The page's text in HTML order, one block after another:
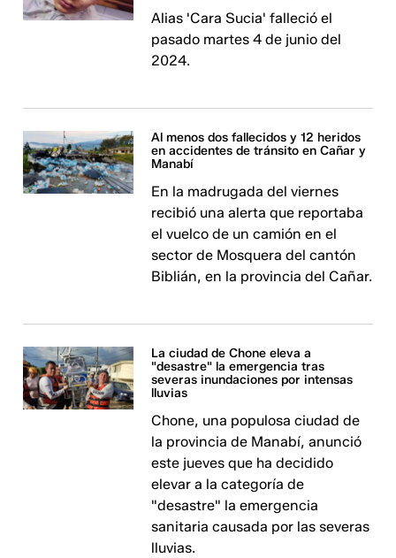
Alias 'Cara Sucia' falleció el
pasado martes 4 de junio del
2024.
Al menos dos fallecidos y 12 heridos
en accidentes de tránsito en Cañar y
Manabí
En la madrugada del viernes
recibió una alerta que reportaba
el vuelco de un camión en el
sector de Mosquera del cantón
Biblián, en la provincia del Cañar.
La ciudad de Chone eleva a
"desastre" la emergencia tras
severas inundaciones por intensas
lluvias
Chone, una populosa ciudad de
la provincia de Manabí, anunció
este jueves que ha decidido
elevar a la categoría de
"desastre" la emergencia
sanitaria causada por las severas
lluvias.